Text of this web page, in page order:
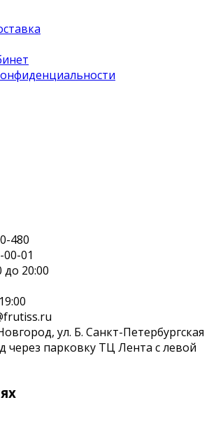
480
00-01
до 20:00
ул. Б. Санкт-Петербургская
через парковку ТЦ Лента с левой